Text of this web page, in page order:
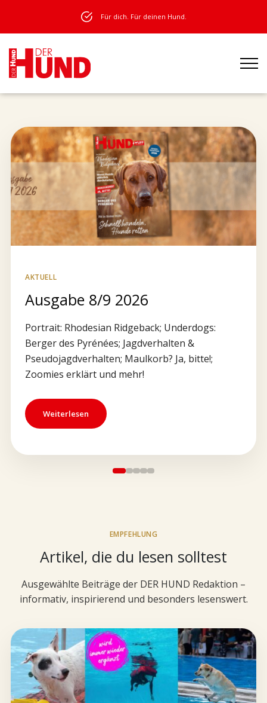
Für dich. Für deinen Hund.
AKTUELL
Ausgabe 8/9 2026
Portrait: Rhodesian Ridgeback; Underdogs:
Berger des Pyrénées; Jagdverhalten &
Pseudojagdverhalten; Maulkorb? Ja, bitte!;
Zoomies erklärt und mehr!
Weiterlesen
EMPFEHLUNG
Artikel, die du lesen solltest
Ausgewählte Beiträge der DER HUND Redaktion –
informativ, inspirierend und besonders lesenswert.